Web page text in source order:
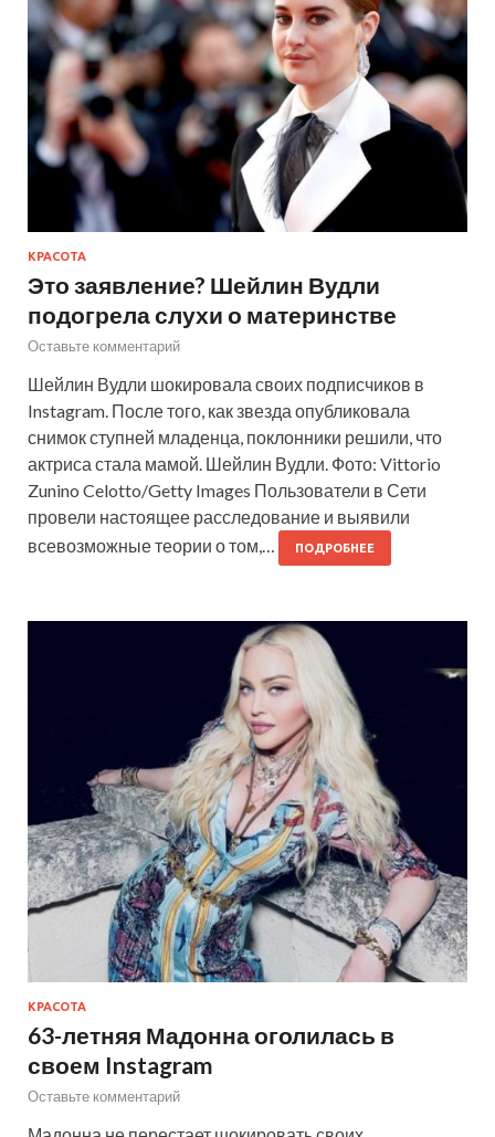
КРАСОТА
Это заявление? Шейлин Вудли
подогрела слухи о материнстве
Оставьте комментарий
Шейлин Вудли шокировала своих подписчиков в
Instagram. После того, как звезда опубликовала
снимок ступней младенца, поклонники решили, что
актриса стала мамой. Шейлин Вудли. Фото: Vittorio
Zunino Celotto/Getty Images Пользователи в Сети
провели настоящее расследование и выявили
всевозможные теории о том,…
ПОДРОБНЕЕ
КРАСОТА
63-летняя Мадонна оголилась в
своем Instagram
Оставьте комментарий